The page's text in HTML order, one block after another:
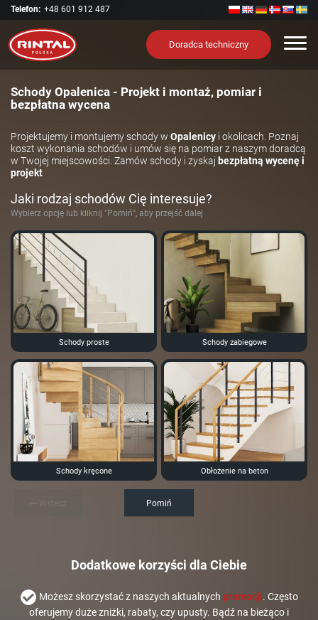
Telefon: +48 601 912 487
Doradca techniczny
Schody Opalenica - Projekt i montaż, pomiar i
bezpłatna wycena
Projektujemy i montujemy schody w Opalenicy i okolicach. Poznaj
koszt wykonania schodów i umów się na pomiar z naszym doradcą
w Twojej miejscowości. Zamów schody i zyskaj bezpłatną wycenę i
projekt
Jaki rodzaj schodów Cię interesuje?
Wybierz opcję lub kliknij "Pomiń", aby przejść dalej
Schody proste Schody zabiegowe
Schody kręcone Obłożenie na beton
Pomiń
Dodatkowe korzyści dla Ciebie
Możesz skorzystać z naszych aktualnych promocji. Często
oferujemy duże zniżki, rabaty, czy upusty. Bądź na bieżąco i